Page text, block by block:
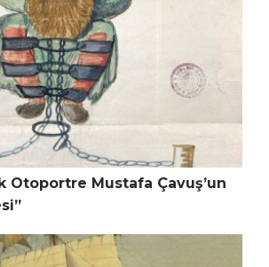
Otoportre Mustafa Çavuş’un